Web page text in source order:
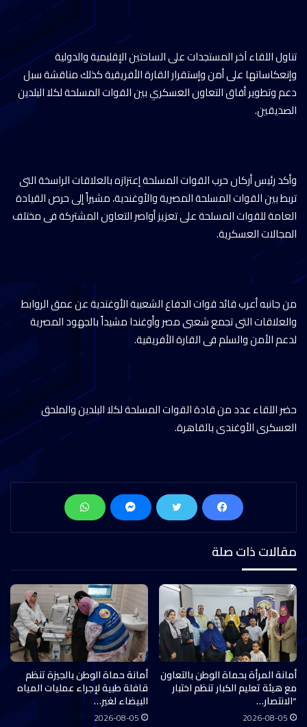
تناول اللقاء آخر المستجدات على الساحتين الإقليمية والدولية
وإنعكاساتها على أمن وإستقرار القارة الأفريقية كذلك مناقشة سبل
دعم وتطوير أفاق التعاون العسكري بين القوات المسلحة لكلا البلدين
الصديقين.
وأكد رئيس أركان حرب القوات المسلحة إعتزازه بالعلاقات الراسخة التى
تربط بين القوات المسلحة المصرية والأوغندية، مشيراً إلى حرص القيادة
العامة للقوات المسلحة على تعزيز أواصر التعاون المشتركة فى مختلف
المجالات العسكرية.
من جانبه أعرب قائد قوات الدفاع الشعبية الأوغندية عن عمق الروابط
والعلاقات التى تجمع شعبى مصر وأوغندا مشيداً بالجهود المصرية
لدعم الأمن والسلم فى القارة الأفريقية.
حضر اللقاء عدد من قادة القوات المسلحة لكلا البلدين والملحق
العسكرى الأوغندى بالقاهرة.
مقالات ذات صلة
أمانة المرأة بحماة الوطن بالتعاون
مع هيئة تعليم الكبار تنظم اختبار
“الانتصار…
2026-08-05
أمانة حماة الوطن بالجيزة تنظم
قافلة طبية لإجراء عمليات المياه
البيضاء لغير…
2026-08-05